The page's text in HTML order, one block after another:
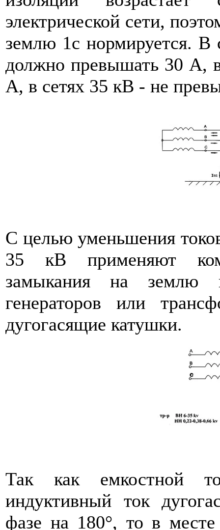
электрической сети,
землю 1с нормируется. В
должно превышать 30 А,
А, в сетях 35 кВ - не
С целью уменьшения
35 кВ применяют
замыкания на землю
генераторов или
дугогасящие катушки.
Так как емкостной
индуктивный ток
фазе на 180°, то в